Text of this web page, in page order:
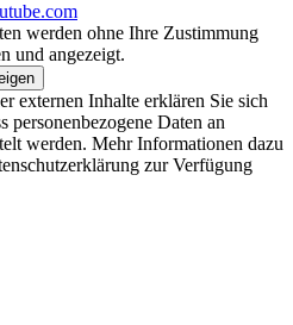
werden ohne Ihre Zustimmung
und angezeigt.
externen Inhalte erklären Sie sich
personenbezogene Daten an
werden. Mehr Informationen dazu
zur Verfügung